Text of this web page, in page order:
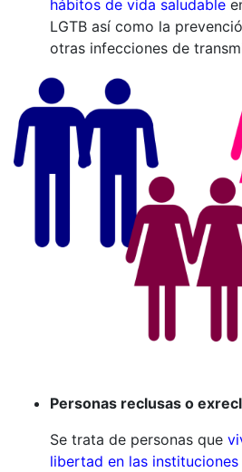
hábitos de vida saludable
LGTB así como la
otras infecciones de
Personas reclusas o
Se trata de personas que
libertad en las